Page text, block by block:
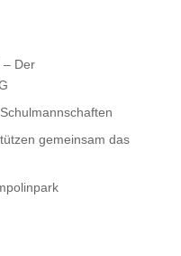
– Der
gemeinsam das